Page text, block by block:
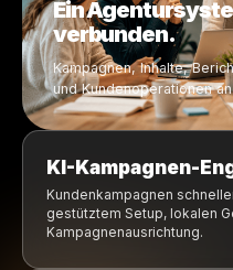
Kampagnen
Content-Erstellung
Berichte sind
Kunden und
Agenturen können
Berechtigungen